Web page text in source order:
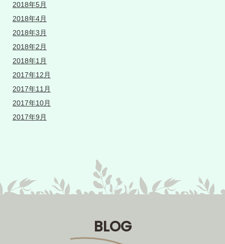
2018年5月
2018年4月
2018年3月
2018年2月
2018年1月
2017年12月
2017年11月
2017年10月
2017年9月
BLOG